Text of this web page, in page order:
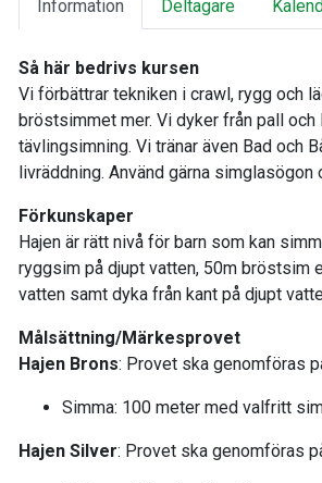
Information Deltagare
Så här bedrivs kursen
Vi förbättrar tekniken i crawl, rygg och
bröstsimmet mer. Vi dyker från pall
tävlingsimning. Vi tränar även Bad och
livräddning. Använd gärna simglasögon
Förkunskaper
Hajen är rätt nivå för barn som kan
ryggsim på djupt vatten, 50m bröstsim
vatten samt dyka från kant på djupt
Målsättning/Märkesprovet
Hajen Brons: Provet ska genomföras
Simma: 100 meter med valfritt
Hajen Silver: Provet ska genomföras